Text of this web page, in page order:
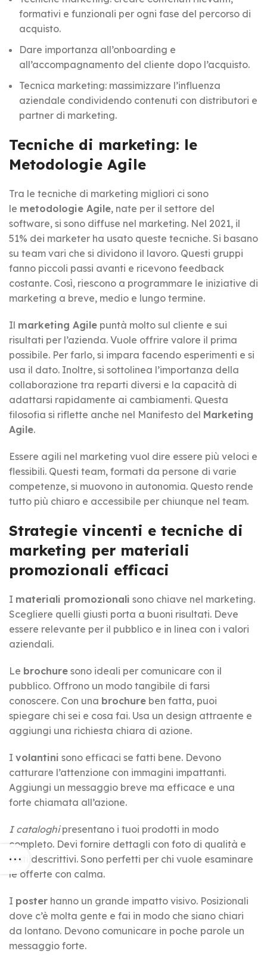
formativi e funzionali per ogni fase del percorso di
acquisto.
Dare importanza all’onboarding e
all’accompagnamento del cliente dopo l’acquisto.
Tecnica marketing: massimizzare l’influenza
aziendale condividendo contenuti con distributori e
partner di marketing.
Tecniche di marketing: le
Metodologie Agile
Tra le tecniche di marketing migliori ci sono
le metodologie Agile, nate per il settore del
software, si sono diffuse nel marketing. Nel 2021, il
51% dei marketer ha usato queste tecniche. Si basano
su team vari che si dividono il lavoro. Questi gruppi
fanno piccoli passi avanti e ricevono feedback
costante. Così, riescono a programmare le iniziative di
marketing a breve, medio e lungo termine.
Il marketing Agile puntà molto sul cliente e sui
risultati per l’azienda. Vuole offrire valore il prima
possibile. Per farlo, si impara facendo esperimenti e si
usa il dato. Inoltre, si sottolinea l’importanza della
collaborazione tra reparti diversi e la capacità di
adattarsi rapidamente ai cambiamenti. Questa
filosofia si riflette anche nel Manifesto del Marketing
Agile.
Essere agili nel marketing vuol dire essere più veloci e
flessibili. Questi team, formati da persone di varie
competenze, si muovono in autonomia. Questo rende
tutto più chiaro e accessibile per chiunque nel team.
Strategie vincenti e tecniche di
marketing per materiali
promozionali efficaci
I materiali promozionali sono chiave nel marketing.
Scegliere quelli giusti porta a buoni risultati. Deve
essere relevante per il pubblico e in linea con i valori
aziendali.
Le brochure sono ideali per comunicare con il
pubblico. Offrono un modo tangibile di farsi
conoscere. Con una brochure ben fatta, puoi
spiegare chi sei e cosa fai. Usa un design attraente e
aggiungi una richiesta chiara di azione.
I volantini sono efficaci se fatti bene. Devono
catturare l’attenzione con immagini impattanti.
Aggiungi un messaggio breve ma efficace e una
forte chiamata all’azione.
I cataloghipresentano i tuoi prodotti in modo
completo. Devi fornire dettagli con foto di qualità e
testi descrittivi. Sono perfetti per chi vuole esaminare
le offerte con calma.
I poster hanno un grande impatto visivo. Posizionali
dove c’è molta gente e fai in modo che siano chiari
da lontano. Devono comunicare in poche parole un
messaggio forte.